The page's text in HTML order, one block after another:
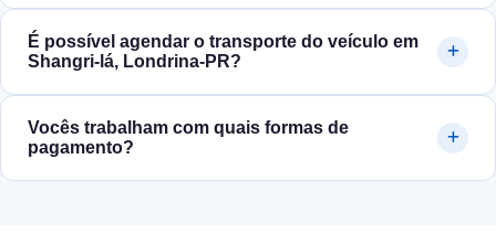
É possível agendar o transporte do veículo em
Shangri-lá, Londrina‑PR?
Vocês trabalham com quais formas de
pagamento?